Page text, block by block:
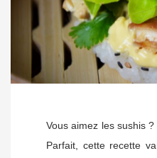
Vous aimez les sushis
Parfait, cette recette